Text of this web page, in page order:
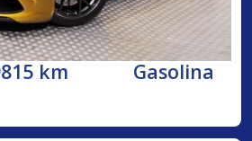
km Gasolina